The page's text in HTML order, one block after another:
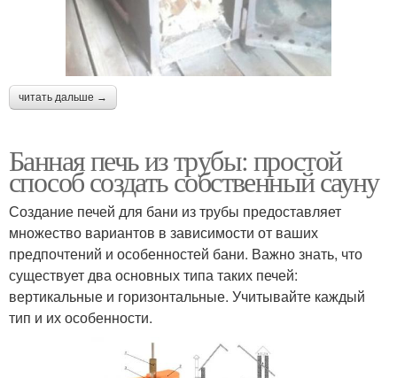
читать дальше →
Банная печь из трубы: простой
способ создать собственный сауну
Создание печей для бани из трубы предоставляет
множество вариантов в зависимости от ваших
предпочтений и особенностей бани. Важно знать, что
существует два основных типа таких печей:
вертикальные и горизонтальные. Учитывайте каждый
тип и их особенности.